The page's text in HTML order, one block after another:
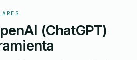
(ChatGPT)